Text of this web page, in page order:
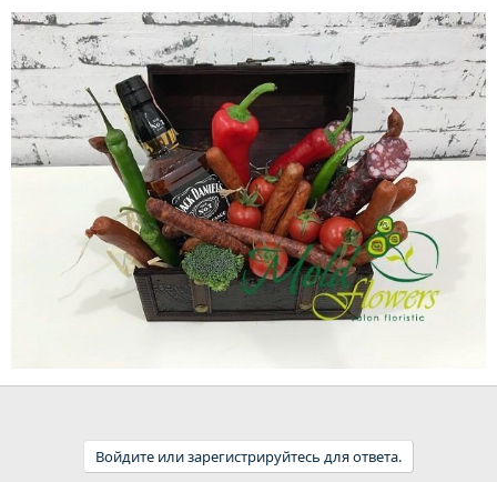
Войдите или зарегистрируйтесь для ответа.